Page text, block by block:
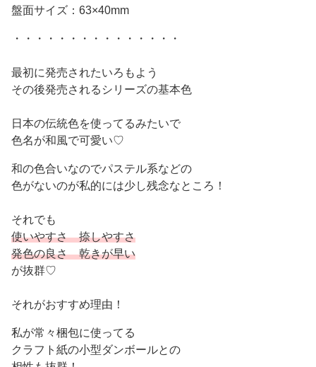
盤面サイズ：63×40mm
・・・・・・・・・・・・・・・
最初に発売されたいろもよう
その後発売されるシリーズの基本色
日本の伝統色を使ってるみたいで
色名が和風で可愛い♡
和の色合いなのでパステル系などの
色がないのが私的には少し残念なところ！
それでも
使いやすさ 捺しやすさ
発色の良さ 乾きが早い
が抜群♡
それがおすすめ理由！
私が常々梱包に使ってる
クラフト紙の小型ダンボールとの